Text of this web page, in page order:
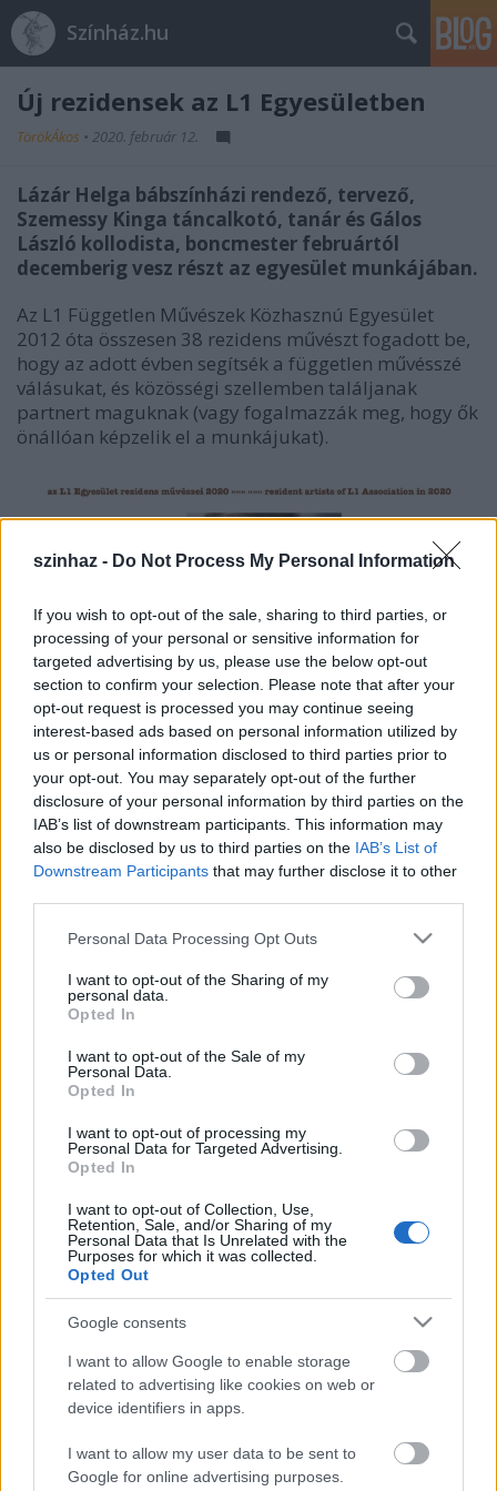
szinhaz - Do Not Process My Personal Information
If you wish to opt-out of the sale, sharing to third parties, or
processing of your personal or sensitive information for
targeted advertising by us, please use the below opt-out
section to confirm your selection. Please note that after your
opt-out request is processed you may continue seeing
interest-based ads based on personal information utilized by
us or personal information disclosed to third parties prior to
your opt-out. You may separately opt-out of the further
disclosure of your personal information by third parties on the
IAB’s list of downstream participants. This information may
also be disclosed by us to third parties on the IAB’s List of
Downstream Participants that may further disclose it to other
Please note that this website/app uses one or more Google
not limited to your visit or usage behaviour. You may click to
grant or deny consent to Google and its third-party tags to
use your data for below specified purposes in below Google
consent section.
Personal Data Processing Opt Outs
I want to opt-out of the Sharing of my
personal data.
Opted In
I want to opt-out of the Sale of my
Personal Data.
Opted In
I want to opt-out of processing my
Personal Data for Targeted Advertising.
Opted In
I want to opt-out of Collection, Use,
Retention, Sale, and/or Sharing of my
Personal Data that Is Unrelated with the
Purposes for which it was collected.
Opted Out
Google consents
I want to allow Google to enable storage
related to advertising like cookies on web or
device identifiers in apps.
I want to allow my user data to be sent to
Google for online advertising purposes.
Színház.hu
Új rezidensek az L1 Egyesületben
TörökÁkos • 2020. február 12.
Lázár Helga bábszínházi rendező, tervező,
Szemessy Kinga táncalkotó, tanár és Gálos
László kollodista, boncmester februártól
decemberig vesz részt az egyesület munkájában.
Az L1 Független Művészek Közhasznú Egyesület
2012 óta összesen 38 rezidens művészt fogadott be,
hogy az adott évben segítsék a független művésszé
válásukat, és közösségi szellemben találjanak
partnert maguknak (vagy fogalmazzák meg, hogy ők
önállóan képzelik el a munkájukat).
A kezdetekben meghívás útján lehetett a státuszt
megkapni, 2017 óta azonban nyílt pályázati
formában lehet jelentkezni a programba.
érkezett be, az egyesület közülük választotta ki a 3
győztest. A pályázók között volt külföldön élő alkotó
is, és a pályázók különböző alkotói, művészeti ágból
jelentkeztek.
A döntésben az L1 Egyesület tagjai/művészei
HorváthÁdá
(Forrás: L1 Egyesület)
Címkék:függetlenek
Ajánlott bejegyzések:
Meghalt Böröndi Tamás